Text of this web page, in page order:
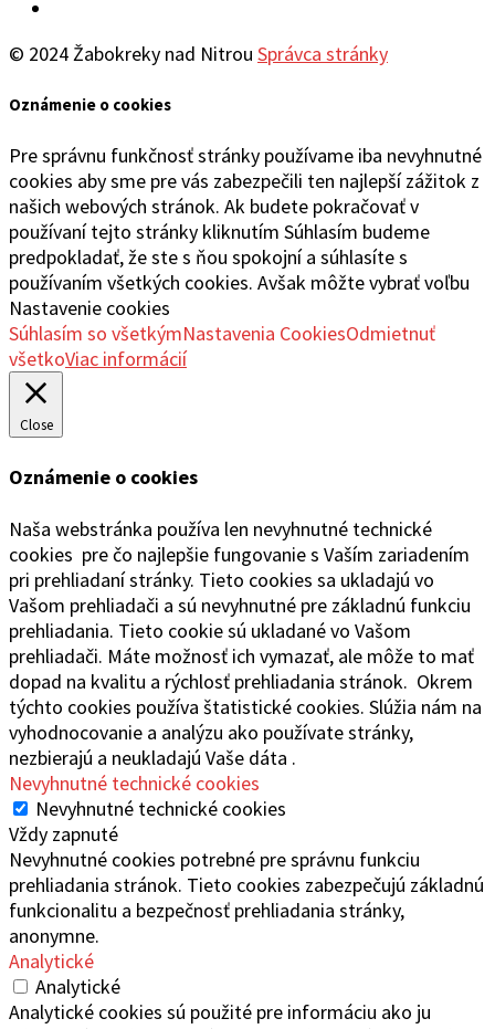
© 2024 Žabokreky nad Nitrou Správca stránky
Oznámenie o cookies
Pre správnu funkčnosť stránky používame iba nevyhnutné
cookies aby sme pre vás zabezpečili ten najlepší zážitok z
našich webových stránok. Ak budete pokračovať v
používaní tejto stránky kliknutím Súhlasím budeme
predpokladať, že ste s ňou spokojní a súhlasíte s
používaním všetkých cookies. Avšak môžte vybrať voľbu
Nastavenie cookies
Súhlasím so všetkýmNastavenia CookiesOdmietnuť
všetkoViac informácií
Close
Oznámenie o cookies
Naša webstránka používa len nevyhnutné technické
cookies pre čo najlepšie fungovanie s Vaším zariadením
pri prehliadaní stránky. Tieto cookies sa ukladajú vo
Vašom prehliadači a sú nevyhnutné pre základnú funkciu
prehliadania. Tieto cookie sú ukladané vo Vašom
prehliadači. Máte možnosť ich vymazať, ale môže to mať
dopad na kvalitu a rýchlosť prehliadania stránok. Okrem
týchto cookies používa štatistické cookies. Slúžia nám na
vyhodnocovanie a analýzu ako používate stránky,
nezbierajú a neukladajú Vaše dáta .
Nevyhnutné technické cookies
Nevyhnutné technické cookies
Vždy zapnuté
Nevyhnutné cookies potrebné pre správnu funkciu
prehliadania stránok. Tieto cookies zabezpečujú základnú
funkcionalitu a bezpečnosť prehliadania stránky,
anonymne.
Analytické
Analytické
Analytické cookies sú použité pre informáciu ako ju